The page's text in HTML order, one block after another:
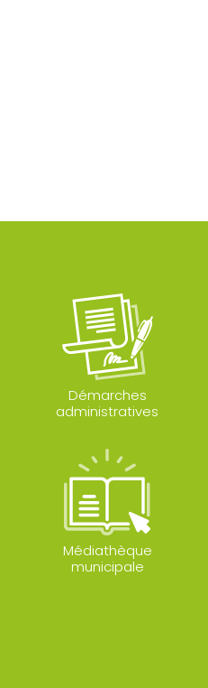
Démarches
administratives
Médiathèque
municipale